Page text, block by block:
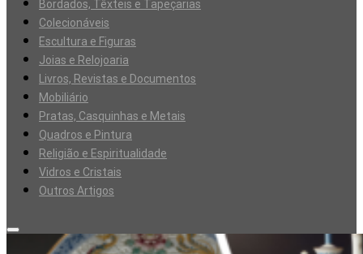
Bordados, Têxteis e Tapeçarias
Colecionáveis
Escultura e Figuras
Joias e Relojoaria
Livros, Revistas e Documentos
Mobiliário
Pratas, Casquinhas e Metais
Quadros e Pintura
Religião e Espiritualidade
Vidros e Cristais
Outros Artigos